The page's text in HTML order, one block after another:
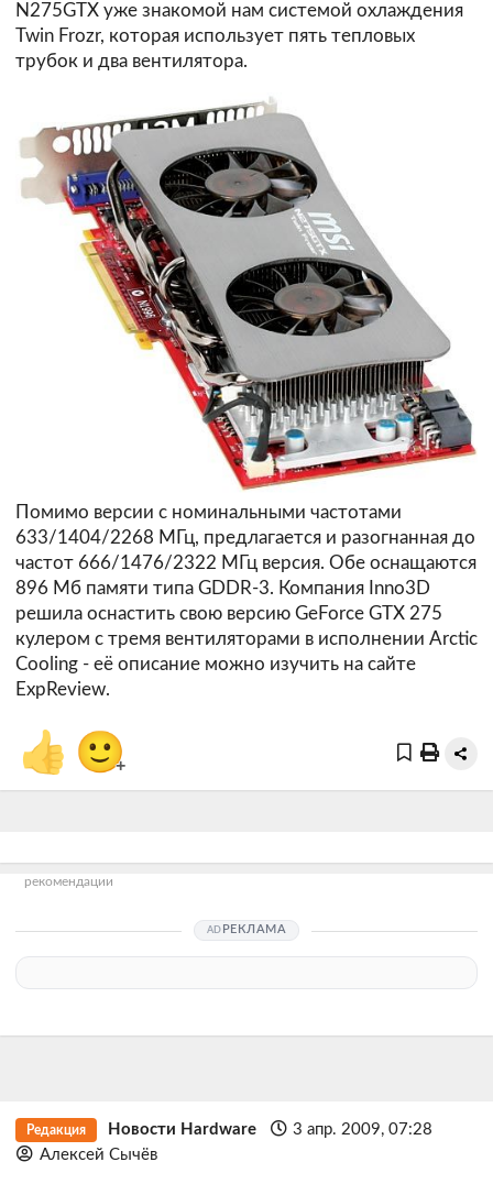
N275GTX уже знакомой нам системой охлаждения
Twin Frozr, которая использует пять тепловых
трубок и два вентилятора.
Помимо версии с номинальными частотами
633/1404/2268 МГц, предлагается и разогнанная до
частот 666/1476/2322 МГц версия. Обе оснащаются
896 Мб памяти типа GDDR-3. Компания Inno3D
решила оснастить свою версию GeForce GTX 275
кулером с тремя вентиляторами в исполнении Arctic
Cooling - её описание можно изучить на сайте
ExpReview.
👍 🙂+
рекомендации
РЕКЛАМА
Редакция Новости Hardware
3 апр. 2009, 07:28
Алексей Сычёв